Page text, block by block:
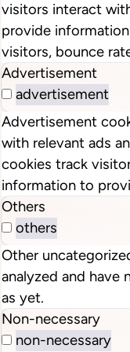
visitors interact
provide
visitors, bounce
Advertisement
advertisement
Advertisement
with relevant ads
cookies track
information to
Others
others
Other
analyzed and have
as yet.
Non-necessary
non-necessary